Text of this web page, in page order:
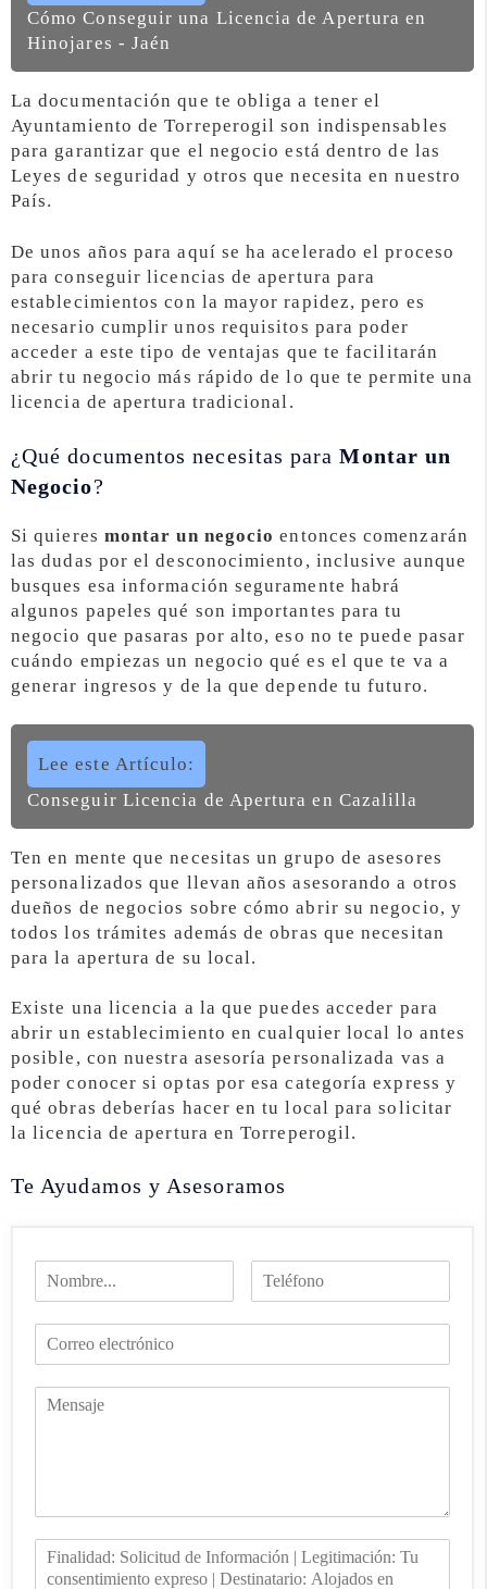
Cómo Conseguir una Licencia de Apertura en
Hinojares - Jaén
La documentación que te obliga a tener el
Ayuntamiento de Torreperogil son indispensables
para garantizar que el negocio está dentro de las
Leyes de seguridad y otros que necesita en nuestro
País.
De unos años para aquí se ha acelerado el proceso
para conseguir licencias de apertura para
establecimientos con la mayor rapidez, pero es
necesario cumplir unos requisitos para poder
acceder a este tipo de ventajas que te facilitarán
abrir tu negocio más rápido de lo que te permite una
licencia de apertura tradicional.
¿Qué documentos necesitas paraMontar un
Negocio?
Si quieres montar un negocio entonces comenzarán
las dudas por el desconocimiento, inclusive aunque
busques esa información seguramente habrá
algunos papeles qué son importantes para tu
negocio que pasaras por alto, eso no te puede pasar
cuándo empiezas un negocio qué es el que te va a
generar ingresos y de la que depende tu futuro.
Lee este Artículo:
Conseguir Licencia de Apertura en Cazalilla
Ten en mente que necesitas un grupo de asesores
personalizados que llevan años asesorando a otros
dueños de negocios sobre cómo abrir su negocio, y
todos los trámites además de obras que necesitan
para la apertura de su local.
Existe una licencia a la que puedes acceder para
abrir un establecimiento en cualquier local lo antes
posible, con nuestra asesoría personalizada vas a
poder conocer si optas por esa categoría express y
qué obras deberías hacer en tu local para solicitar
la licencia de apertura en Torreperogil.
Te Ayudamos y Asesoramos